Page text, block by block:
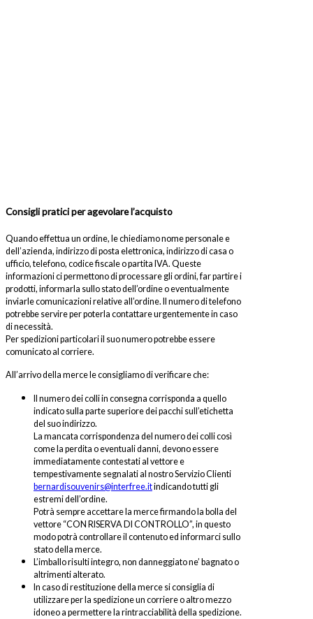
Consigli pratici per agevolare l’acquisto
Quando effettua un ordine, le chiediamo nome personale e
dell’azienda, indirizzo di posta elettronica, indirizzo di casa o
ufficio, telefono, codice fiscale o partita IVA. Queste
informazioni ci permettono di processare gli ordini, far partire i
prodotti, informarla sullo stato dell’ordine o eventualmente
inviarle comunicazioni relative all’ordine. Il numero di telefono
potrebbe servire per poterla contattare urgentemente in caso
di necessità.
Per spedizioni particolari il suo numero potrebbe essere
comunicato al corriere.
All’arrivo della merce le consigliamo di verificare che:
Il numero dei colli in consegna corrisponda a quello
indicato sulla parte superiore dei pacchi sull’etichetta
del suo indirizzo.
La mancata corrispondenza del numero dei colli così
come la perdita o eventuali danni, devono essere
immediatamente contestati al vettore e
tempestivamente segnalati al nostro Servizio Clienti
bernardisouvenirs@interfree.itindicando tutti gli
estremi dell’ordine.
Potrà sempre accettare la merce firmando la bolla del
vettore “CON RISERVA DI CONTROLLO”, in questo
modo potrà controllare il contenuto ed informarci sullo
stato della merce.
L’imballo risulti integro, non danneggiato ne’ bagnato o
altrimenti alterato.
In caso di restituzione della merce si consiglia di
utilizzare per la spedizione un corriere o altro mezzo
idoneo a permettere la rintracciabilità della spedizione.